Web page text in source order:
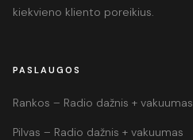
kiekvieno kliento poreikius.
PASLAUGOS
Rankos – Radio dažnis + vakuumas
Pilvas – Radio dažnis + vakuumas